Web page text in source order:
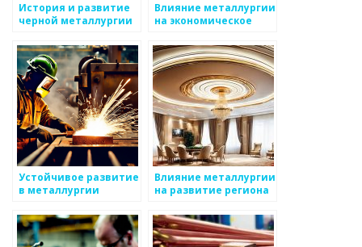
История и развитие
черной металлургии
Влияние металлургии
на экономическое
Устойчивое развитие
в металлургии
Влияние металлургии
на развитие региона